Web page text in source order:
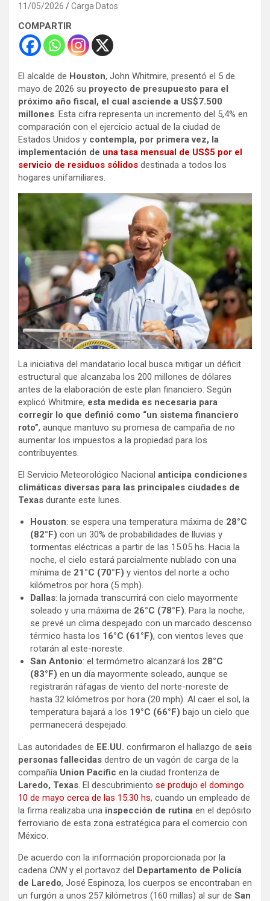
11/05/2026 Carga Datos
COMPARTIR
El alcalde de Houston, John Whitmire, presentó el 5 de
mayo de 2026 su proyecto de presupuesto para el
próximo año fiscal, el cual asciende a US$7.500
millones . Esta cifra representa un incremento del 5,4% en
comparación con el ejercicio actual de la ciudad de
Estados Unidos y contempla, por primera vez, la
implementación de una tasa mensual de US$5 por el
servicio de residuos sólidos destinada a todos los
hogares unifamiliares.
La iniciativa del mandatario local busca mitigar un déficit
estructural que alcanzaba los 200 millones de dólares
antes de la elaboración de este plan financiero. Según
explicó Whitmire, esta medida es necesaria para
corregir lo que definió como “un sistema financiero
roto”, aunque mantuvo su promesa de campaña de no
aumentar los impuestos a la propiedad para los
contribuyentes.
El Servicio Meteorológico Nacional anticipa condiciones
climáticas diversas para las principales ciudades de
Texas durante este lunes.
Houston: se espera una temperatura máxima de 28°C
(82°F) con un 30% de probabilidades de lluvias y
tormentas eléctricas a partir de las 15.05 hs. Hacia la
noche, el cielo estará parcialmente nublado con una
mínima de 21°C (70°F) y vientos del norte a ocho
kilómetros por hora (5 mph).
Dallas: la jornada transcurrirá con cielo mayormente
soleado y una máxima de 26°C (78°F). Para la noche,
se prevé un clima despejado con un marcado descenso
térmico hasta los 16°C (61°F), con vientos leves que
rotarán al este-noreste.
San Antonio: el termómetro alcanzará los 28°C
(83°F) en un día mayormente soleado, aunque se
registrarán ráfagas de viento del norte-noreste de
hasta 32 kilómetros por hora (20 mph). Al caer el sol, la
temperatura bajará a los 19°C (66°F) bajo un cielo que
permanecerá despejado.
Las autoridades de EE.UU. confirmaron el hallazgo de seis
personas fallecidas dentro de un vagón de carga de la
compañía Union Pacific en la ciudad fronteriza de
Laredo, Texas. El descubrimiento se produjo el domingo
10 de mayo cerca de las 15.30 hs, cuando un empleado de
la firma realizaba una inspección de rutina en el depósito
ferroviario de esta zona estratégica para el comercio con
México.
De acuerdo con la información proporcionada por la
cadena CNNy el portavoz del Departamento de Policía
de Laredo, José Espinoza, los cuerpos se encontraban en
un furgón a unos 257 kilómetros (160 millas) al sur de San